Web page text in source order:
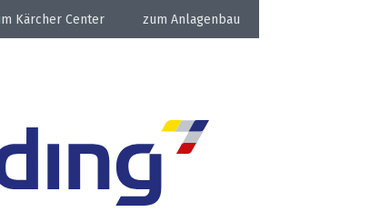
Kärcher Center Anlagenbau